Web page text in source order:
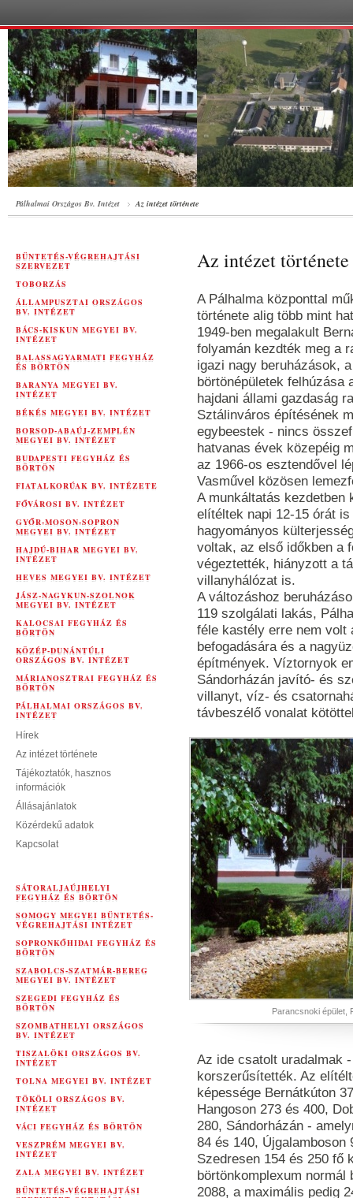
Pálhalmai Országos Bv. Intézet Az intézet története
BÜNTETÉS-VÉGREHAJTÁSI
SZERVEZET
TOBORZÁS
ÁLLAMPUSZTAI ORSZÁGOS
BV. INTÉZET
BÁCS-KISKUN MEGYEI BV.
INTÉZET
BALASSAGYARMATI FEGYHÁZ
ÉS BÖRTÖN
BARANYA MEGYEI BV.
INTÉZET
BÉKÉS MEGYEI BV. INTÉZET
BORSOD-ABAÚJ-ZEMPLÉN
MEGYEI BV. INTÉZET
BUDAPESTI FEGYHÁZ ÉS
BÖRTÖN
FIATALKORÚAK BV. INTÉZETE
FŐVÁROSI BV. INTÉZET
GYŐR-MOSON-SOPRON
MEGYEI BV. INTÉZET
HAJDÚ-BIHAR MEGYEI BV.
INTÉZET
HEVES MEGYEI BV. INTÉZET
JÁSZ-NAGYKUN-SZOLNOK
MEGYEI BV. INTÉZET
KALOCSAI FEGYHÁZ ÉS
BÖRTÖN
KÖZÉP-DUNÁNTÚLI
ORSZÁGOS BV. INTÉZET
MÁRIANOSZTRAI FEGYHÁZ ÉS
BÖRTÖN
PÁLHALMAI ORSZÁGOS BV.
INTÉZET
Hírek
Az intézet története
Tájékoztatók, hasznos
információk
Állásajánlatok
Közérdekű adatok
Kapcsolat
SÁTORALJAÚJHELYI
FEGYHÁZ ÉS BÖRTÖN
SOMOGY MEGYEI BÜNTETÉS-
VÉGREHAJTÁSI INTÉZET
SOPRONKŐHIDAI FEGYHÁZ ÉS
BÖRTÖN
SZABOLCS-SZATMÁR-BEREG
MEGYEI BV. INTÉZET
SZEGEDI FEGYHÁZ ÉS
BÖRTÖN
SZOMBATHELYI ORSZÁGOS
BV. INTÉZET
TISZALÖKI ORSZÁGOS BV.
INTÉZET
TOLNA MEGYEI BV. INTÉZET
TÖKÖLI ORSZÁGOS BV.
INTÉZET
VÁCI FEGYHÁZ ÉS BÖRTÖN
VESZPRÉM MEGYEI BV.
INTÉZET
ZALA MEGYEI BV. INTÉZET
BÜNTETÉS-VÉGREHAJTÁSI
Az intézet története
A Pálhalma központtal
története alig több mint
1949-ben megalakult
folyamán kezdték meg a
igazi nagy beruházások,
börtönépületek felhúzása
hajdani állami gazdaság
Sztálinváros építésének
egybeestek - nincs
hatvanas évek közepéig
az 1966-os esztendővel
Vasművel közösen
A munkáltatás kezdetben
elítéltek napi 12-15 órát
hagyományos
voltak, az első időkben a
végeztették, hiányzott a
villanyhálózat is.
A változáshoz
119 szolgálati lakás,
féle kastély erre nem volt
befogadására és a
építmények. Víztornyok
Sándorházán javító- és
villanyt, víz- és
távbeszélő vonalat
Parancsnoki épület,
Az ide csatolt uradalmak
korszerűsítették. Az
képessége Bernátkúton
Hangoson 273 és 400,
280, Sándorházán -
84 és 140, Újgalamboson
Szedresen 154 és 250 fő
börtönkomplexum normál
2088, a maximális pedig